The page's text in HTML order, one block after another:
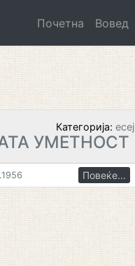
Почетна Вовед
Категорија: есеј
УМЕТНОСТ
Повеќе...